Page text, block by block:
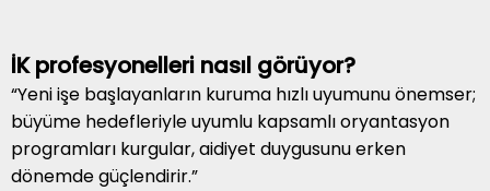
İK profesyonelleri nasıl görüyor?
“Yeni işe başlayanların kuruma hızlı uyumunu önemser;
büyüme hedefleriyle uyumlu kapsamlı oryantasyon
programları kurgular, aidiyet duygusunu erken
dönemde güçlendirir.”